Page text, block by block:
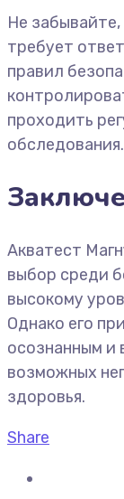
Не
требует
правил
проходить
обследования.
Акватест
выбор среди
высокому
Однако его
осознанным и
возможных
здоровья.
Share